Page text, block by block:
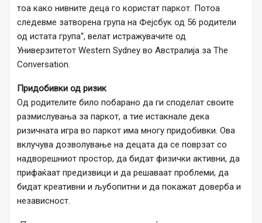
тоа како нивните деца го користат паркот. Потоа
следевме затворена група на Фејсбук од 56 родители
од истата група“, велат истражувачите од
Универзитетот Western Sydney во Австралија за The
Conversation.
Придобивки од ризик
Од родителите било побарано да ги споделат своите
размислувања за паркот, а тие истакнале дека
ризичната игра во паркот има многу придобивки. Ова
вклучува дозволување на децата да се поврзат со
надворешниот простор, да бидат физички активни, да
прифаќаат предизвици и да решаваат проблеми, да
бидат креативни и љубопитни и да покажат доверба и
независност.